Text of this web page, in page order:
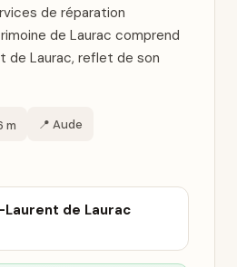
de réparation
de Laurac comprend
de Laurac, reflet de son
m 📍 Aude
de Laurac